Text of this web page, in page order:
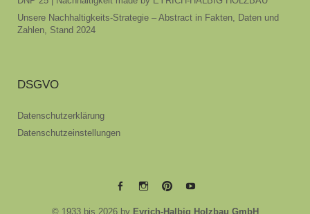
Unsere Nachhaltigkeits-Strategie – Abstract in Fakten, Daten und
Zahlen, Stand 2024
DSGVO
Datenschutzerklärung
Datenschutzeinstellungen
EYRICH-EYRICH-EYRICH-EYRICH-
© 1933 bis 2026 by Eyrich-Halbig Holzbau GmbH